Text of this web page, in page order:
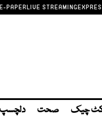
PAPERLIVE STREAMING
چیک صحت